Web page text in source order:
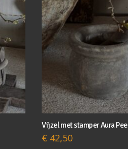
Vijzel met stamper Aura
€ 42,50